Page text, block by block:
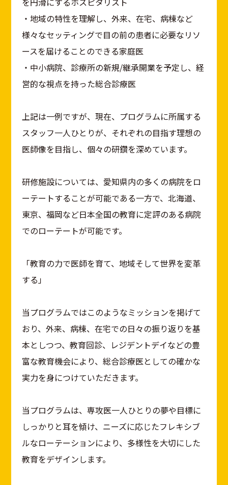
・地域の特性を理解し、外来、在宅、病棟など
様々なセッティングで目の前の患者に必要なリソ
ースを届けることのできる家庭医
・中小病院、診療所の新規/継承開業を予定し、経
営的な視点を持った総合診療医
上記は一例ですが、現在、プログラムに所属する
スタッフ一人ひとりが、それぞれの目指す理想の
医師像を目指し、個々の研鑽を深めています。
研修施設については、愛知県内の多くの病院をロ
ーテートすることが可能である一方で、北海道、
東京、福岡など日本全国の教育に定評のある病院
でのローテートが可能です。
「教育の力で医師を育て、地域そして世界を変革
する」
当プログラムではこのようなミッションを掲げて
おり、外来、病棟、在宅での日々の振り返りを基
本としつつ、教育回診、レジデントデイなどの豊
富な教育機会により、総合診療医としての確かな
実力を身につけていただきます。
当プログラムは、専攻医一人ひとりの夢や目標に
しっかりと耳を傾け、ニーズに応じたフレキシブ
ルなローテーションにより、多様性を大切にした
教育をデザインします。